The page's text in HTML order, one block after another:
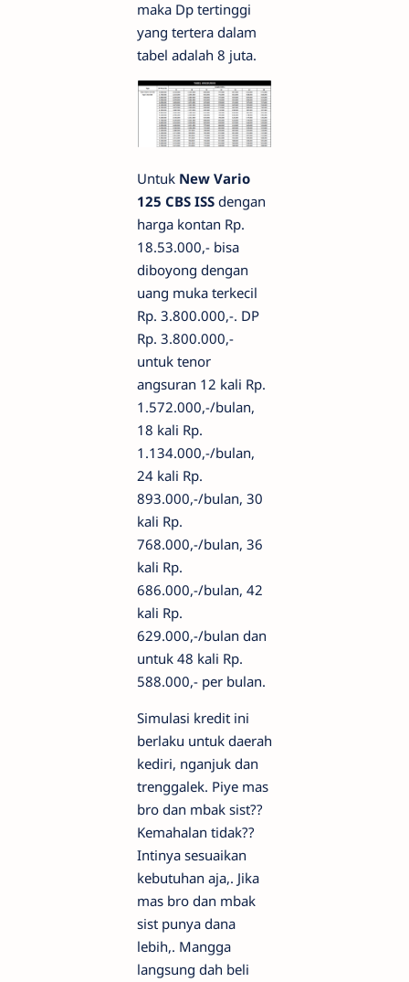
maka Dp tertinggi
yang tertera dalam
tabel adalah 8 juta.
Untuk New Vario
125 CBS ISS dengan
harga kontan Rp.
18.53.000,- bisa
diboyong dengan
uang muka terkecil
Rp. 3.800.000,-. DP
Rp. 3.800.000,-
untuk tenor
angsuran 12 kali Rp.
1.572.000,-/bulan,
18 kali Rp.
1.134.000,-/bulan,
24 kali Rp.
893.000,-/bulan, 30
kali Rp.
768.000,-/bulan, 36
kali Rp.
686.000,-/bulan, 42
kali Rp.
629.000,-/bulan dan
untuk 48 kali Rp.
588.000,- per bulan.
Simulasi kredit ini
berlaku untuk daerah
kediri, nganjuk dan
trenggalek. Piye mas
bro dan mbak sist??
Kemahalan tidak??
Intinya sesuaikan
kebutuhan aja,. Jika
mas bro dan mbak
sist punya dana
lebih,. Mangga
langsung dah beli